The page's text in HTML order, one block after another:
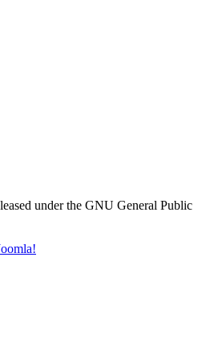
under the GNU General Public